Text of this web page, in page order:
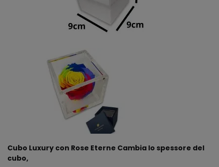
Cubo Luxury con Rose Eterne Cambia lo spessore del
cubo,